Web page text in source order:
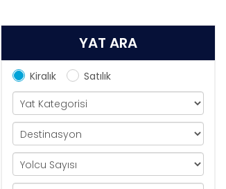
YAT ARA
Kiralık Satılık